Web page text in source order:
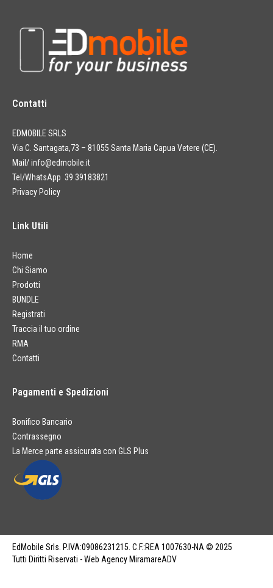
Contatti
EDMOBILE SRLS
Via C. Santagata,73 – 81055 Santa Maria Capua Vetere (CE).
Mail/info@edmobile.it
Tel/WhatsApp 39 39183821
Privacy Policy
Link Utili
Home
Chi Siamo
Prodotti
BUNDLE
Registrati
Traccia il tuo ordine
RMA
Contatti
Pagamenti e Spedizioni
Bonifico Bancario
Contrassegno
La Merce parte assicurata con GLS Plus
EdMobile Srls. P.IVA:09086231215. C.F.:REA 1007630-NA © 2025
Tutti Diritti Riservati - Web Agency MiramareADV